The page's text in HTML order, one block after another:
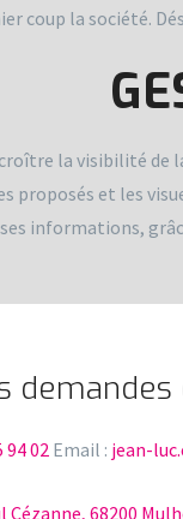
coup la société.
la visibilité de
proposés et les
informations,
demandes
94 02 Email : jean-
Cézanne, 68200